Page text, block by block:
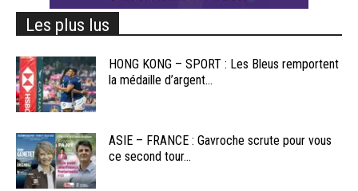
Les plus lus
HONG KONG – SPORT : Les Bleus remportent
la médaille d’argent...
ASIE – FRANCE : Gavroche scrute pour vous
ce second tour...